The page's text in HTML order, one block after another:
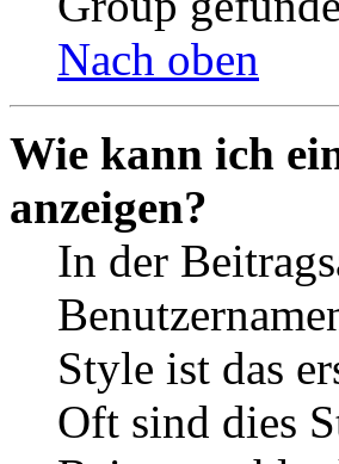
Nach oben
Wie kann ich
anzeigen?
In der
Style ist das
Oft sind dies